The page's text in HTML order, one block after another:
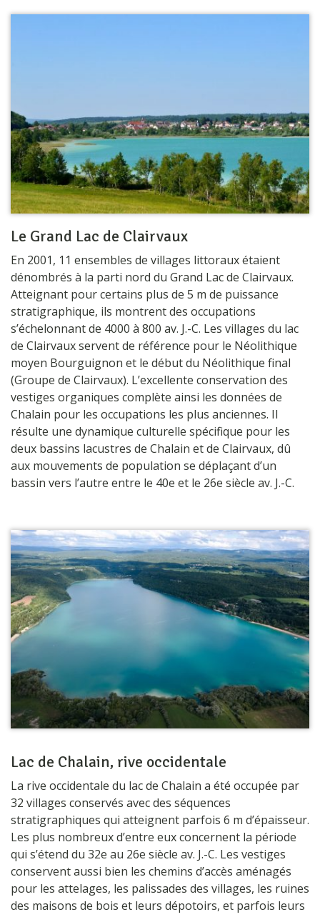
Le Grand Lac de Clairvaux
En 2001, 11 ensembles de villages littoraux étaient
dénombrés à la parti nord du Grand Lac de Clairvaux.
Atteignant pour certains plus de 5 m de puissance
stratigraphique, ils montrent des occupations
s’échelonnant de 4000 à 800 av. J.-C. Les villages du lac
de Clairvaux servent de référence pour le Néolithique
moyen Bourguignon et le début du Néolithique final
(Groupe de Clairvaux). L’excellente conservation des
vestiges organiques complète ainsi les données de
Chalain pour les occupations les plus anciennes. Il
résulte une dynamique culturelle spécifique pour les
deux bassins lacustres de Chalain et de Clairvaux, dû
aux mouvements de population se déplaçant d’un
bassin vers l’autre entre le 40e et le 26e siècle av. J.-C.
Lac de Chalain, rive occidentale
La rive occidentale du lac de Chalain a été occupée par
32 villages conservés avec des séquences
stratigraphiques qui atteignent parfois 6 m d’épaisseur.
Les plus nombreux d’entre eux concernent la période
qui s’étend du 32e au 26e siècle av. J.-C. Les vestiges
conservent aussi bien les chemins d’accès aménagés
pour les attelages, les palissades des villages, les ruines
des maisons de bois et leurs dépotoirs, et parfois leurs